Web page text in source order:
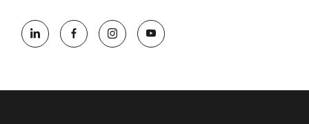
oportunidades que se compromete a contratar una fuerza
de trabajo diversa y a mantener una cultura inclusiva.